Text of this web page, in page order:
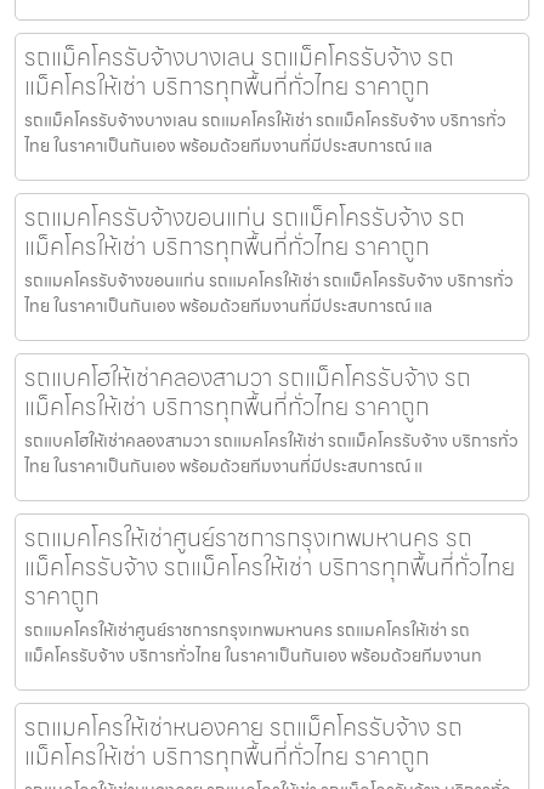
รถแม็คโครรับจ้างบางเลน รถแม็คโครรับจ้าง รถ
แม็คโครให้เช่า บริการทุกพื้นที่ทั่วไทย ราคาถูก
รถแม็คโครรับจ้างบางเลน รถแมคโครให้เช่า รถแม็คโครรับจ้าง บริการทั่ว
ไทย ในราคาเป็นกันเอง พร้อมด้วยทีมงานที่มีประสบการณ์ แล
รถแมคโครรับจ้างขอนแก่น รถแม็คโครรับจ้าง รถ
แม็คโครให้เช่า บริการทุกพื้นที่ทั่วไทย ราคาถูก
รถแมคโครรับจ้างขอนแก่น รถแมคโครให้เช่า รถแม็คโครรับจ้าง บริการทั่ว
ไทย ในราคาเป็นกันเอง พร้อมด้วยทีมงานที่มีประสบการณ์ แล
รถแบคโฮให้เช่าคลองสามวา รถแม็คโครรับจ้าง รถ
แม็คโครให้เช่า บริการทุกพื้นที่ทั่วไทย ราคาถูก
รถแบคโฮให้เช่าคลองสามวา รถแมคโครให้เช่า รถแม็คโครรับจ้าง บริการทั่ว
ไทย ในราคาเป็นกันเอง พร้อมด้วยทีมงานที่มีประสบการณ์ แ
รถแมคโครให้เช่าศูนย์ราชการกรุงเทพมหานคร รถ
แม็คโครรับจ้าง รถแม็คโครให้เช่า บริการทุกพื้นที่ทั่วไทย
ราคาถูก
รถแมคโครให้เช่าศูนย์ราชการกรุงเทพมหานคร รถแมคโครให้เช่า รถ
แม็คโครรับจ้าง บริการทั่วไทย ในราคาเป็นกันเอง พร้อมด้วยทีมงานท
รถแมคโครให้เช่าหนองคาย รถแม็คโครรับจ้าง รถ
แม็คโครให้เช่า บริการทุกพื้นที่ทั่วไทย ราคาถูก